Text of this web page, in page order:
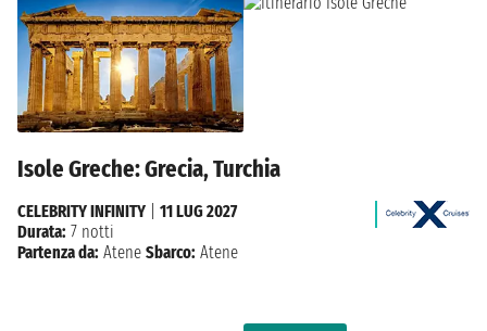
Isole Greche: Grecia, Turchia
CELEBRITY INFINITY
11 LUG 2027
Durata: 7 notti
Partenza da: Atene Sbarco: Atene